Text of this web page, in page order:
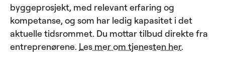
byggeprosjekt, med relevant erfaring og
kompetanse, og som har ledig kapasitet i det
aktuelle tidsrommet. Du mottar tilbud direkte fra
entreprenørene. Les mer om tjenesten her.